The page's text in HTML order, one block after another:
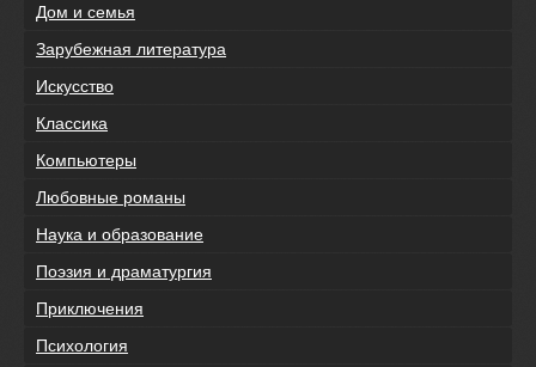
Дом и семья
Зарубежная литература
Искусство
Классика
Компьютеры
Любовные романы
Наука и образование
Поэзия и драматургия
Приключения
Психология